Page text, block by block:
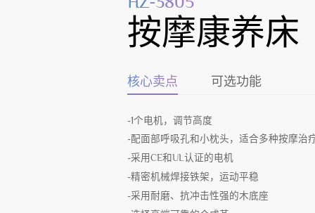
按摩康养床
核心卖点 可选功能
-1个电机，调节高度
-配面部呼吸孔和小枕头，适合多种按摩治
-采用CE和UL认证的电机
-精密机械焊接铁架，运动平稳
-采用耐磨、抗冲击性强的木底座